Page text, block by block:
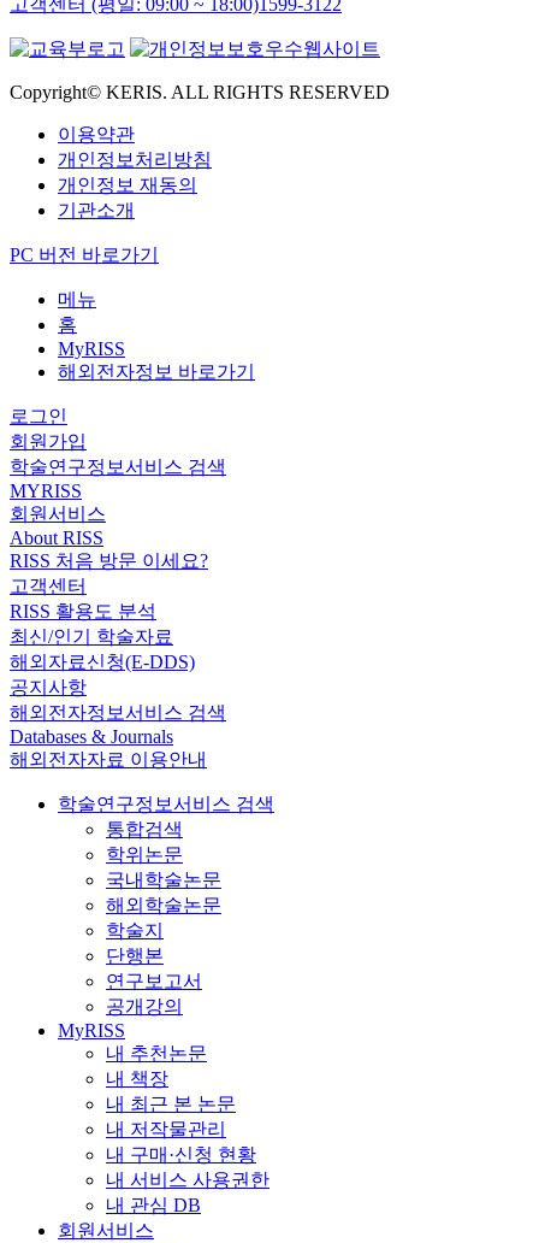
Copyright© KERIS. ALL RIGHTS RESERVED
이용약관
개인정보처리방침
개인정보 재동의
기관소개
PC 버전 바로가기
메뉴
홈
MyRISS
해외전자정보 바로가기
로그인
회원가입
학술연구정보서비스 검색
MYRISS
회원서비스
About RISS
RISS 처음 방문 이세요?
고객센터
RISS 활용도 분석
최신/인기 학술자료
해외자료신청(E-DDS)
공지사항
해외전자정보서비스 검색
Databases & Journals
해외전자자료 이용안내
학술연구정보서비스 검색
통합검색
학위논문
국내학술논문
해외학술논문
학술지
단행본
연구보고서
공개강의
MyRISS
내 추천논문
내 책장
내 최근 본 논문
내 저작물관리
내 구매·신청 현황
내 서비스 사용권한
내 관심 DB
회원서비스